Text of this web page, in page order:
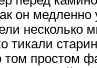
он
несколько
тикали
простом